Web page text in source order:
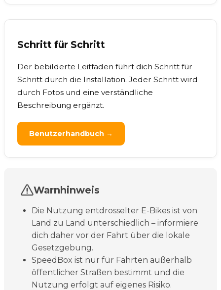
Schritt für Schritt
Der bebilderte Leitfaden führt dich Schritt für
Schritt durch die Installation. Jeder Schritt wird
durch Fotos und eine verständliche
Beschreibung ergänzt.
Benutzerhandbuch →
Warnhinweis
Die Nutzung entdrosselter E-Bikes ist von
Land zu Land unterschiedlich – informiere
dich daher vor der Fahrt über die lokale
Gesetzgebung.
SpeedBox ist nur für Fahrten außerhalb
öffentlicher Straßen bestimmt und die
Nutzung erfolgt auf eigenes Risiko.